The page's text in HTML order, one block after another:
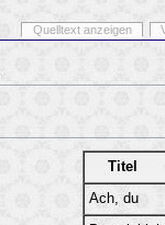
Titel
Ach, du
Quelltext anzeigen